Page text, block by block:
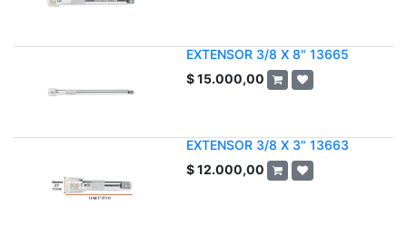
EXTENSOR 3/8 X 8" 13665
$15.000,00
EXTENSOR 3/8 X 3" 13663
$12.000,00